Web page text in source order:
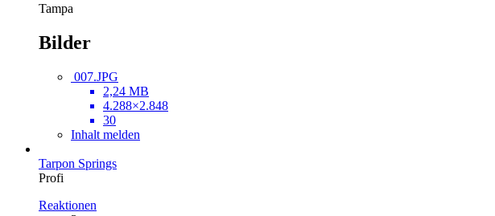
Tampa
Bilder
007.JPG
2,24 MB
4.288×2.848
30
Inhalt melden
Tarpon Springs
Profi
Reaktionen